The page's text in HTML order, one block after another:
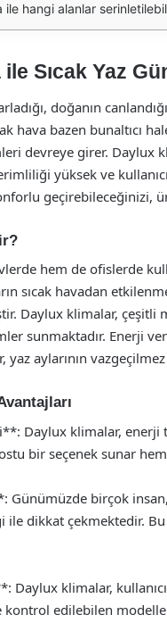
ile hangi alanlar
Sıcak Yaz
doğanın
hava bazen bunaltıcı
devreye girer. Daylux
yüksek ve
geçirebileceğinizi,
hem de ofislerde
sıcak havadan
Daylux klimalar,
sunmaktadır. Enerji
yaz aylarının
Daylux klimalar, enerji
bir seçenek sunar
Günümüzde birçok
ile dikkat çekmektedir.
Daylux klimalar,
edilebilen